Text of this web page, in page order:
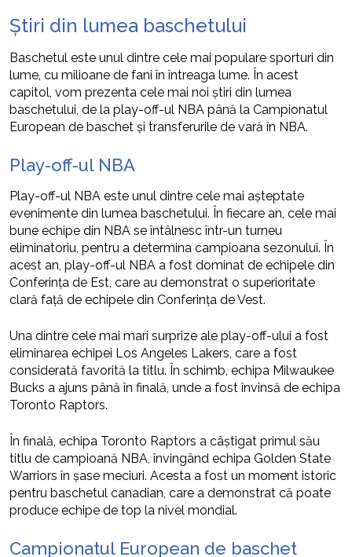
Știri din lumea baschetului
Baschetul este unul dintre cele mai populare sporturi din
lume, cu milioane de fani în întreaga lume. În acest
capitol, vom prezenta cele mai noi știri din lumea
baschetului, de la play-off-ul NBA până la Campionatul
European de baschet și transferurile de vară în NBA.
Play-off-ul NBA
Play-off-ul NBA este unul dintre cele mai așteptate
evenimente din lumea baschetului. În fiecare an, cele mai
bune echipe din NBA se întâlnesc într-un turneu
eliminatoriu, pentru a determina campioana sezonului. În
acest an, play-off-ul NBA a fost dominat de echipele din
Conferința de Est, care au demonstrat o superioritate
clară față de echipele din Conferința de Vest.
Una dintre cele mai mari surprize ale play-off-ului a fost
eliminarea echipei Los Angeles Lakers, care a fost
considerată favorită la titlu. În schimb, echipa Milwaukee
Bucks a ajuns până în finală, unde a fost învinsă de echipa
Toronto Raptors.
În finală, echipa Toronto Raptors a câștigat primul său
titlu de campioană NBA, învingând echipa Golden State
Warriors în șase meciuri. Acesta a fost un moment istoric
pentru baschetul canadian, care a demonstrat că poate
produce echipe de top la nivel mondial.
Campionatul European de baschet